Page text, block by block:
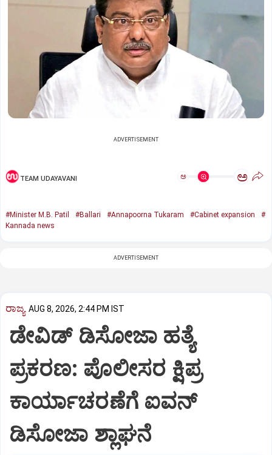
ADVERTISEMENT
TEAM UDAYAVANI ಅ ಅ
#Minister M.B. Patil #Ballari #Annapoorna Tukaram #Cabinet expansion
#
Kannada news
ADVERTISEMENT
ರಾಜ್ಯ AUG 8, 2026, 2:44 PM IST
ಡೇವಿಡ್ ಡಿಸೋಜಾ ಹತ್ಯೆ
ಪ್ರಕರಣ: ಪೊಲೀಸರ ಕ್ಷಿಪ್ರ
ಕಾರ್ಯಾಚರಣೆಗೆ ಐವನ್
ಡಿಸೋಜಾ ಶ್ಲಾಘನೆ